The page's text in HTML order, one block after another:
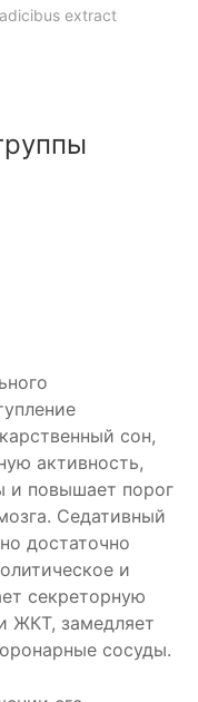
extract
сон,
активность,
и повышает порог
Седативный
достаточно
и
секреторную
ЖКТ, замедляет
сосуды.